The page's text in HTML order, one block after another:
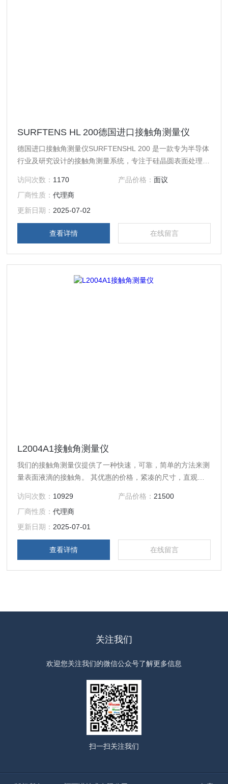
SURFTENS HL 200德国进口接触角测量仪
德国进口接触角测量仪SURFTENSHL 200 是一款专为半导体
行业及研究设计的接触角测量系统，专注于硅晶圆表面处理工
优化光刻工艺，提高光刻胶附着力，减少缺陷密度。系统具备
紧凑结构、高精度光学元件、可调LED照明及多种滴液系统配
置选项，支持手动与自动测量模式，提供高重复性与便捷操
作，是提升半导体制造工艺可靠性的理想工具。
访问次数： 1170 产品价格： 面议
厂商性质：代理商
更新日期： 2025-07-02
查看详情 在线留言
L2004A1接触角测量仪
我们的接触角测量仪提供了一种快速，可靠，简单的方法来测
量表面液滴的接触角。 其优惠的价格，紧凑的尺寸，直观的
多功能测量。
访问次数： 10929 产品价格： 21500
厂商性质：代理商
更新日期： 2025-07-01
查看详情 在线留言
关注我们
欢迎您关注我们的微信公众号了解更多信息
扫一扫关注我们